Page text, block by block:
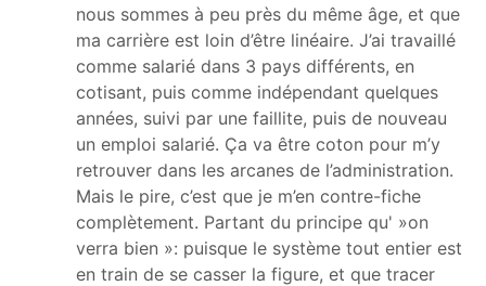
nous sommes à peu près du même âge, et que
ma carrière est loin d’être linéaire. J’ai travaillé
comme salarié dans 3 pays différents, en
cotisant, puis comme indépendant quelques
années, suivi par une faillite, puis de nouveau
un emploi salarié. Ça va être coton pour m’y
retrouver dans les arcanes de l’administration.
Mais le pire, c’est que je m’en contre-fiche
complètement. Partant du principe qu' »on
verra bien »: puisque le système tout entier est
en train de se casser la figure, et que tracer